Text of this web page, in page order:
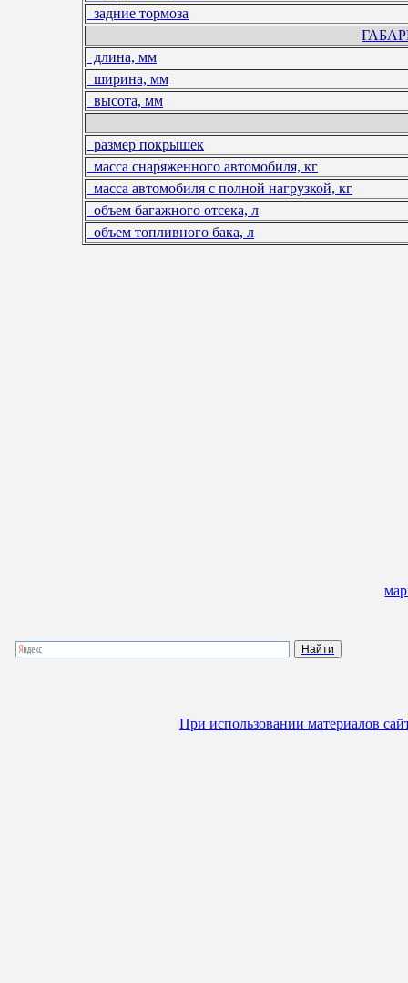
задние тормоза
длина, мм
ширина, мм
высота, мм
размер покрышек
масса снаряженного автомобиля, кг
масса автомобиля с полной нагрузкой, кг
объем багажного отсека, л
объем топливного бака, л
При использовании материалов